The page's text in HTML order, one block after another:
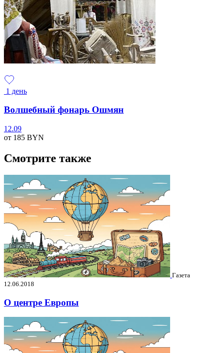
1 день
Волшебный фонарь Ошмян
12.09
от 185 BYN
Смотрите также
Газета
12.06.2018
О центре Европы